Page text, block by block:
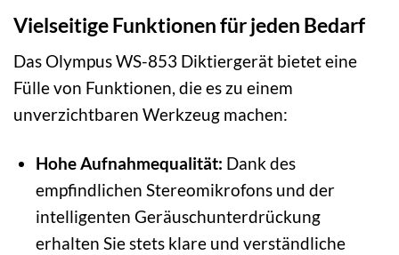
Vielseitige Funktionen für jeden Bedarf
Das Olympus WS-853 Diktiergerät bietet eine
Fülle von Funktionen, die es zu einem
unverzichtbaren Werkzeug machen:
Hohe Aufnahmequalität: Dank des
empfindlichen Stereomikrofons und der
intelligenten Geräuschunterdrückung
erhalten Sie stets klare und verständliche